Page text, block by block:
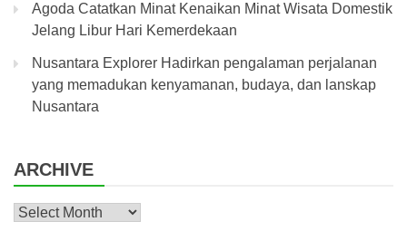
Agoda Catatkan Minat Kenaikan Minat Wisata Domestik
Jelang Libur Hari Kemerdekaan
Nusantara Explorer Hadirkan pengalaman perjalanan
yang memadukan kenyamanan, budaya, dan lanskap
Nusantara
ARCHIVE
Archive